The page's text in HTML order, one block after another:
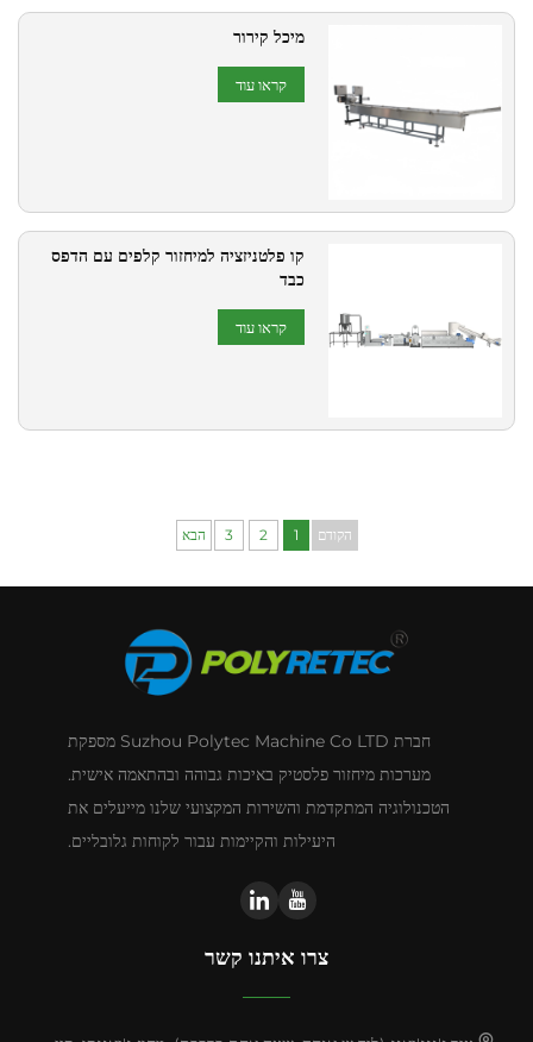
מיכל קירור
קראו עוד
קו פלטניזציה למיחזור קלפים עם הדפס
כבד
קראו עוד
הקודם 1
2
3 הבא
חברת Suzhou Polytec Machine Co LTD מספקת
מערכות מיחזור פלסטיק באיכות גבוהה ובהתאמה אישית.
הטכנולוגיה המתקדמת והשירות המקצועי שלנו מייעלים את
היעילות והקיימות עבור לקוחות גלובליים.
צרו איתנו קשר